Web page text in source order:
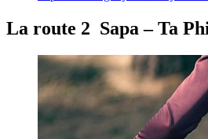
La route 2 Sapa – Ta